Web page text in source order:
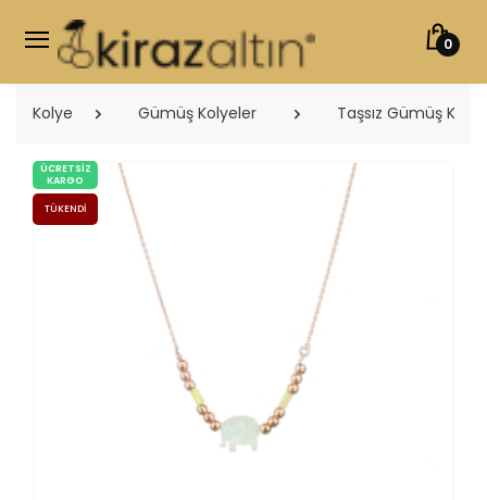
0
Kolye Gümüş Kolyeler Taşsız Gümüş
ÜCRETSIZ
KARGO
TÜKENDI